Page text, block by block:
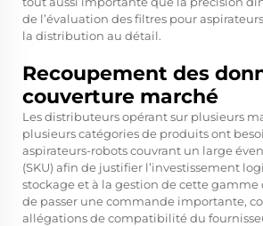
de l’évaluation des filtres pour
la distribution au détail.
Recoupement des
couverture marché
Les distributeurs opérant sur plusieurs
plusieurs catégories de produits ont
aspirateurs-robots couvrant un large
(SKU) afin de justifier l’investissement
stockage et à la gestion de cette gamme
de passer une commande importante,
allégations de compatibilité du